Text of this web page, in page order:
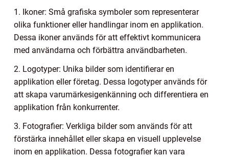
1. Ikoner: Små grafiska symboler som representerar
olika funktioner eller handlingar inom en applikation.
Dessa ikoner används för att effektivt kommunicera
med användarna och förbättra användbarheten.
2. Logotyper: Unika bilder som identifierar en
applikation eller företag. Dessa logotyper används för
att skapa varumärkesigenkänning och differentiera en
applikation från konkurrenter.
3. Fotografier: Verkliga bilder som används för att
förstärka innehållet eller skapa en visuell upplevelse
inom en applikation. Dessa fotografier kan vara